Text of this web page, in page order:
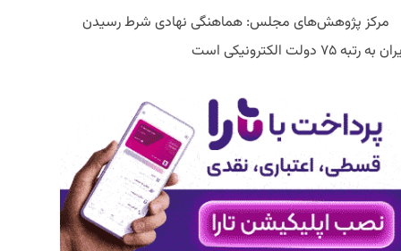
مرکز پژوهش‌های مجلس: هماهنگی نهادی شرط رسیدن
به رتبه ۷۵ دولت الکترونیکی است